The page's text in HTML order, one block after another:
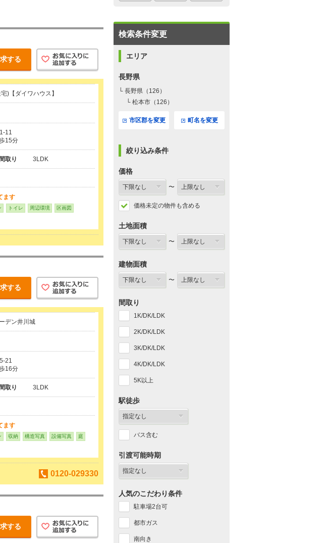
する
)【ダイワハウス】
11
15分
間取り 3LDK
ます
トイレ 周辺環境 区画図
する
デン井川城
21
16分
間取り 3LDK
ます
収納 構造写真 設備写真 庭
0120-029330
する
検索条件変更
エリア
長野県
└ 長野県（126）
└ 松本市（126）
市区郡を変更 町名を変更
絞り込み条件
価格
〜
価格未定の物件も含める
土地面積
〜
建物面積
〜
間取り
1K/DK/LDK
2K/DK/LDK
3K/DK/LDK
4K/DK/LDK
5K以上
駅徒歩
バス含む
引渡可能時期
人気のこだわり条件
駐車場2台可
都市ガス
南向き